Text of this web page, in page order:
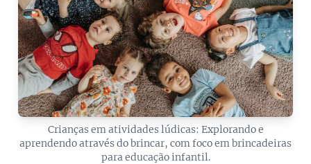
Crianças em atividades lúdicas: Explorando e
aprendendo através do brincar, com foco em brincadeiras
para educação infantil.